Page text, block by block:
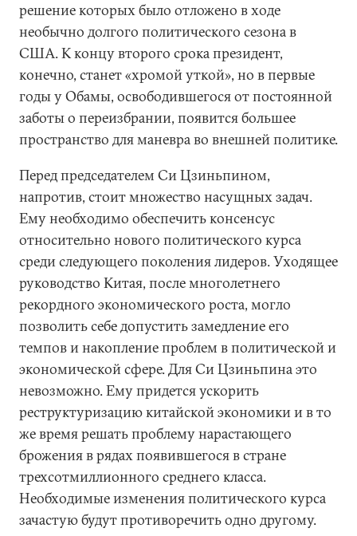
решение которых было отложено в ходе
необычно долгого политического сезона в
США. К концу второго срока президент,
конечно, станет «хромой уткой», но в первые
годы у Обамы, освободившегося от постоянной
заботы о переизбрании, появится большее
пространство для маневра во внешней политике.
Перед председателем Си Цзиньпином,
напротив, стоит множество насущных задач.
Ему необходимо обеспечить консенсус
относительно нового политического курса
среди следующего поколения лидеров. Уходящее
руководство Китая, после многолетнего
рекордного экономического роста, могло
позволить себе допустить замедление его
темпов и накопление проблем в политической и
экономической сфере. Для Си Цзиньпина это
невозможно. Ему придется ускорить
реструктуризацию китайской экономики и в то
же время решать проблему нарастающего
брожения в рядах появившегося в стране
трехсотмиллионного среднего класса.
Необходимые изменения политического курса
зачастую будут противоречить одно другому.